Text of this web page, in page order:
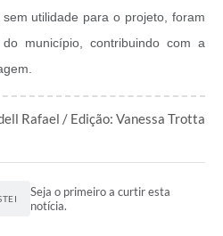
utilidade para o projeto, foram
município, contribuindo com a
Rafael / Edição: Vanessa Trotta
Seja o primeiro a curtir esta
notícia.